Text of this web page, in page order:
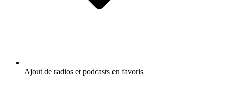
Ajout de radios et podcasts en favoris